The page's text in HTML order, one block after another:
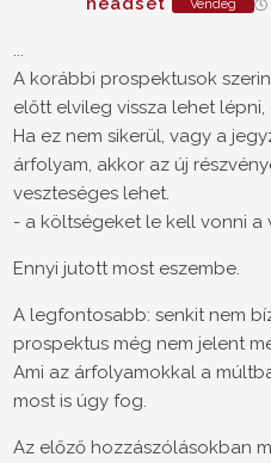
Vendég
...
A korábbi prospektusok
előtt elvileg vissza lehet
Ha ez nem sikerül, vagy a
árfolyam, akkor az új
veszteséges lehet.
- a költségeket le kell vonni
Ennyi jutott most eszembe.
A legfontosabb: senkit nem
prospektus még nem jelent
Ami az árfolyamokkal a
most is úgy fog.
Az előző hozzászólásokban